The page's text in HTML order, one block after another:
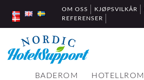
OM OSS KJØPSVILKÅR
REFERENSER
BADEROM HOTELLROM